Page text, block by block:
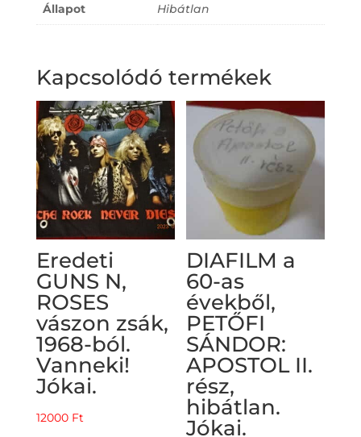
Állapot Hibátlan
Kapcsolódó termékek
Eredeti
GUNS N,
ROSES
vászon zsák,
1968-ból.
Vanneki!
Jókai.
12000 Ft
DIAFILM a
60-as
évekből,
PETŐFI
SÁNDOR:
APOSTOL II.
rész,
hibátlan.
Jókai.